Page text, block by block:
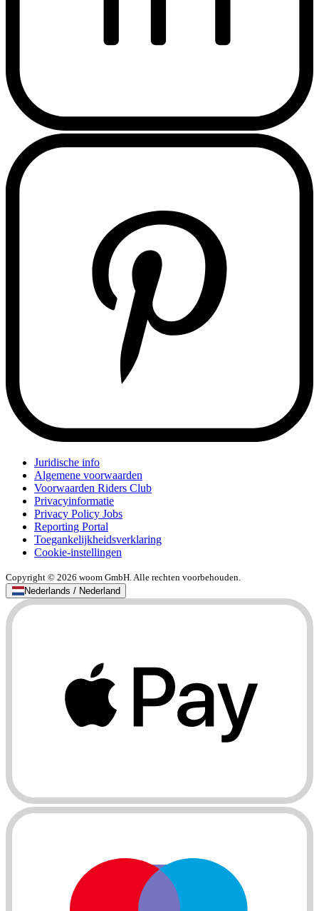
Juridische info
Algemene voorwaarden
Voorwaarden Riders Club
Privacyinformatie
Privacy Policy Jobs
Reporting Portal
Toegankelijkheidsverklaring
Cookie-instellingen
Copyright © 2026 woom GmbH. Alle rechten voorbehouden.
Nederlands / Nederland